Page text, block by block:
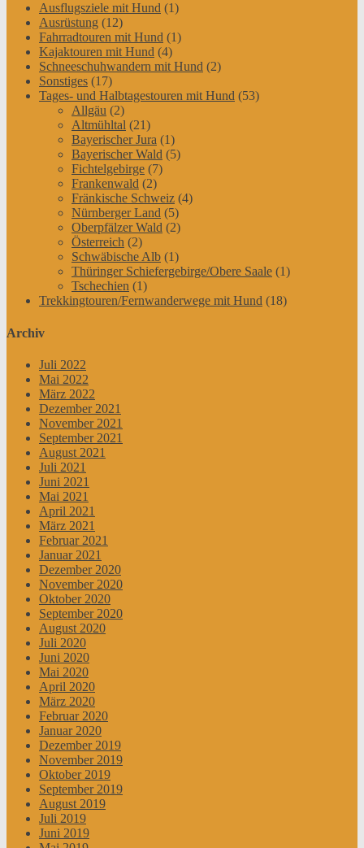
Ausflugsziele mit Hund (1)
Ausrüstung (12)
Fahrradtouren mit Hund (1)
Kajaktouren mit Hund (4)
Schneeschuhwandern mit Hund (2)
Sonstiges (17)
Tages- und Halbtagestouren mit Hund (53)
Allgäu (2)
Altmühltal (21)
Bayerischer Jura (1)
Bayerischer Wald (5)
Fichtelgebirge (7)
Frankenwald (2)
Fränkische Schweiz (4)
Nürnberger Land (5)
Oberpfälzer Wald (2)
Österreich (2)
Schwäbische Alb (1)
Thüringer Schiefergebirge/Obere Saale (1)
Tschechien (1)
Trekkingtouren/Fernwanderwege mit Hund (18)
Archiv
Juli 2022
Mai 2022
März 2022
Dezember 2021
November 2021
September 2021
August 2021
Juli 2021
Juni 2021
Mai 2021
April 2021
März 2021
Februar 2021
Januar 2021
Dezember 2020
November 2020
Oktober 2020
September 2020
August 2020
Juli 2020
Juni 2020
Mai 2020
April 2020
März 2020
Februar 2020
Januar 2020
Dezember 2019
November 2019
Oktober 2019
September 2019
August 2019
Juli 2019
Juni 2019